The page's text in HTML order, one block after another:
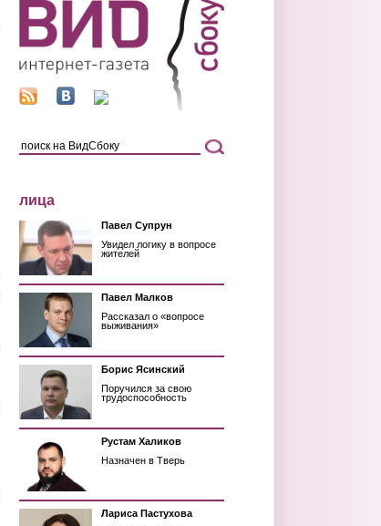
лица
Павел Супрун
Увидел логику в вопросе
жителей
Павел Малков
Рассказал о «вопросе
выживания»
Борис Ясинский
Поручился за свою
трудоспособность
Рустам Халиков
Назначен в Тверь
Лариса Пастухова